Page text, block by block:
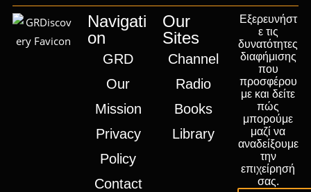
Navigati
on
GRD
Our
Mission
Privacy
Policy
Contact
Our
Sites
Channel
Radio
Books
Library
Εξερευνήστ
ε τις
δυνατότητες
διαφήμισης
που
προσφέρου
με και δείτε
πώς
μπορούμε
μαζί να
αναδείξουμε
την
επιχείρησή
σας.